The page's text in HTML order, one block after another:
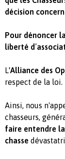
décision
Pour dénoncer
liberté d’
L'Alliance des
respect de la loi.
Ainsi, nous
chasseurs,
faire entendre
chasse